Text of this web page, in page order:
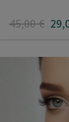
45,00€ 29